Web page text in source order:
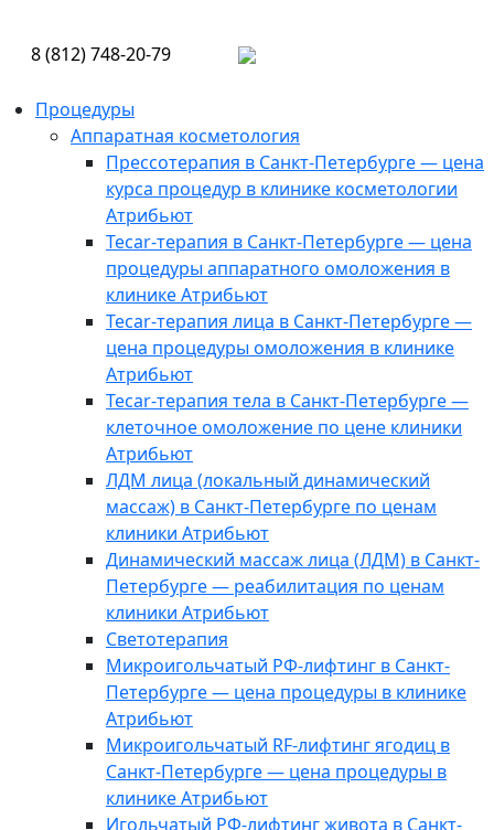
8 (812) 748-20-79
Процедуры
Аппаратная косметология
Прессотерапия в Санкт-Петербурге — цена
курса процедур в клинике косметологии
Атрибьют
Tecar-терапия в Санкт-Петербурге — цена
процедуры аппаратного омоложения в
клинике Атрибьют
Tecar-терапия лица в Санкт-Петербурге —
цена процедуры омоложения в клинике
Атрибьют
Tecar-терапия тела в Санкт-Петербурге —
клеточное омоложение по цене клиники
Атрибьют
ЛДМ лица (локальный динамический
массаж) в Санкт-Петербурге по ценам
клиники Атрибьют
Динамический массаж лица (ЛДМ) в Санкт-
Петербурге — реабилитация по ценам
клиники Атрибьют
Светотерапия
Микроигольчатый РФ-лифтинг в Санкт-
Петербурге — цена процедуры в клинике
Атрибьют
Микроигольчатый RF-лифтинг ягодиц в
Санкт-Петербурге — цена процедуры в
клинике Атрибьют
Игольчатый РФ-лифтинг живота в Санкт-